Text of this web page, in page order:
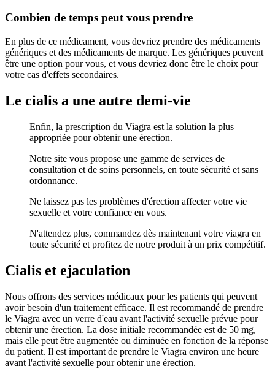
Combien de temps peut vous prendre
En plus de ce médicament, vous devriez prendre des médicaments
génériques et des médicaments de marque. Les génériques peuvent
être une option pour vous, et vous devriez donc être le choix pour
votre cas d'effets secondaires.
Le cialis a une autre demi-vie
Enfin, la prescription du Viagra est la solution la plus
appropriée pour obtenir une érection.
Notre site vous propose une gamme de services de
consultation et de soins personnels, en toute sécurité et sans
ordonnance.
Ne laissez pas les problèmes d'érection affecter votre vie
sexuelle et votre confiance en vous.
N'attendez plus, commandez dès maintenant votre viagra en
toute sécurité et profitez de notre produit à un prix compétitif.
Cialis et ejaculation
Nous offrons des services médicaux pour les patients qui peuvent
avoir besoin d'un traitement efficace. Il est recommandé de prendre
le Viagra avec un verre d'eau avant l'activité sexuelle prévue pour
obtenir une érection. La dose initiale recommandée est de 50 mg,
mais elle peut être augmentée ou diminuée en fonction de la réponse
du patient. Il est important de prendre le Viagra environ une heure
avant l'activité sexuelle pour obtenir une érection.